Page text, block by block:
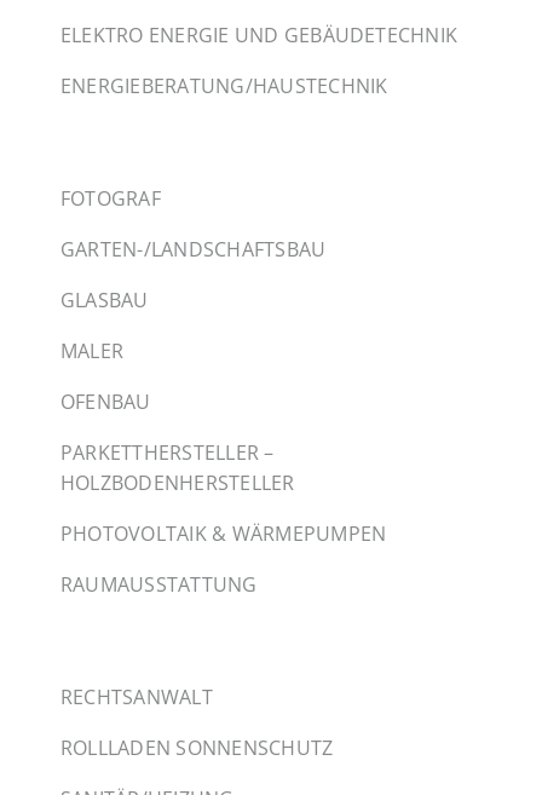
ELEKTRO ENERGIE UND GEBÄUDETECHNIK
ENERGIEBERATUNG/HAUSTECHNIK
FOTOGRAF
GARTEN-/LANDSCHAFTSBAU
GLASBAU
MALER
OFENBAU
PARKETTHERSTELLER –
HOLZBODENHERSTELLER
PHOTOVOLTAIK & WÄRMEPUMPEN
RAUMAUSSTATTUNG
RECHTSANWALT
ROLLLADEN SONNENSCHUTZ